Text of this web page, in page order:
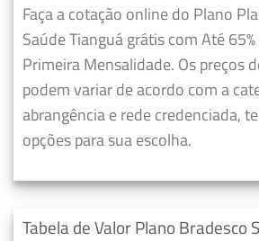
Faça a cotação online do Plano
Saúde Tianguá grátis com Até
Primeira Mensalidade. Os preços
podem variar de acordo com a
abrangência e rede credenciada,
opções para sua escolha.
Tabela de Valor Plano Bradesco